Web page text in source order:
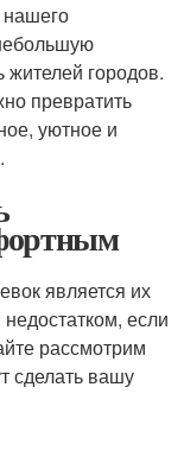
городов.
превратить
уютное и
является их
если
рассмотрим
сделать вашу